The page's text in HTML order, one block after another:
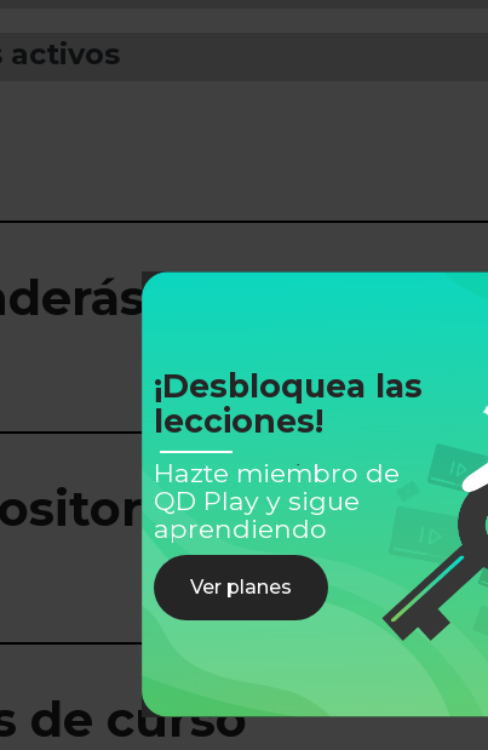
¡Desbloquea las
lecciones!
Hazte miembro de
QD Play y sigue
aprendiendo
Ver planes
activos
de curso